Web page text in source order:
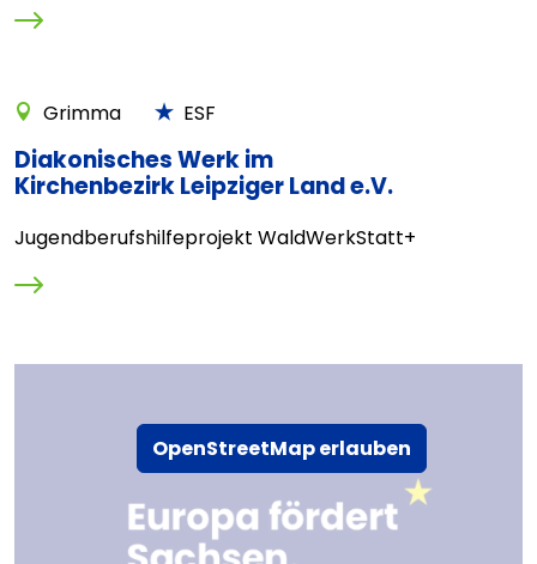
Grimma ESF
Diakonisches Werk im
Kirchenbezirk Leipziger Land e.V.
Jugendberufshilfeprojekt WaldWerkStatt+
OpenStreetMap erlauben